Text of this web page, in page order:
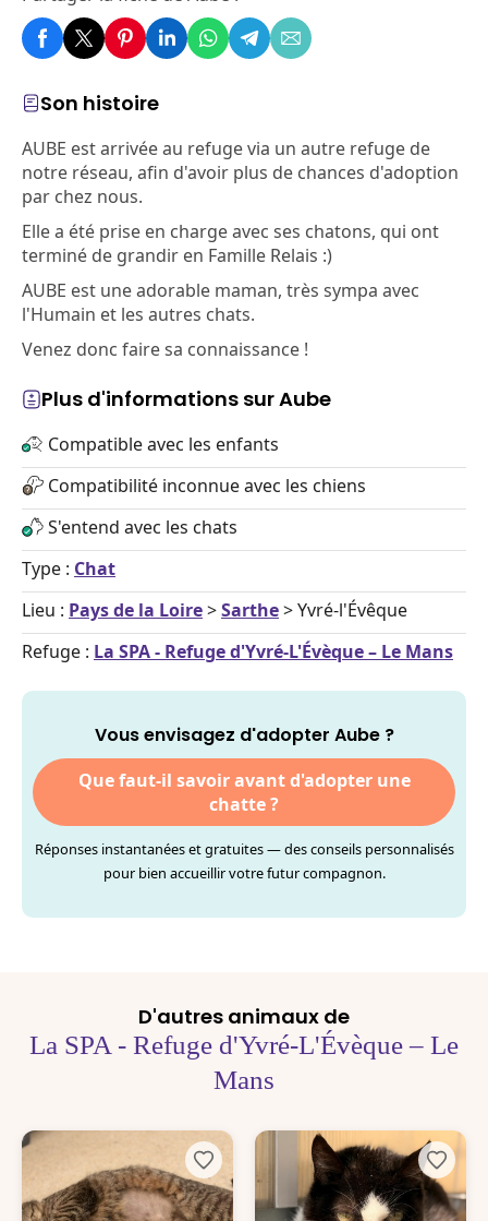
Son histoire
AUBE est arrivée au refuge via un autre refuge de
notre réseau, afin d'avoir plus de chances d'adoption
par chez nous.
Elle a été prise en charge avec ses chatons, qui ont
terminé de grandir en Famille Relais :)
AUBE est une adorable maman, très sympa avec
l'Humain et les autres chats.
Venez donc faire sa connaissance !
Plus d'informations sur Aube
Compatible avec les enfants
Compatibilité inconnue avec les chiens
S'entend avec les chats
Type : Chat
Lieu : Pays de la Loire>Sarthe> Yvré-l'Évêque
Refuge : La SPA - Refuge d'Yvré-L'Évèque – Le Mans
Vous envisagez d'adopter Aube ?
Que faut-il savoir avant d'adopter une
chatte ?
Réponses instantanées et gratuites — des conseils personnalisés
pour bien accueillir votre futur compagnon.
D'autres animaux de
La SPA - Refuge d'Yvré-L'Évèque – Le
Mans